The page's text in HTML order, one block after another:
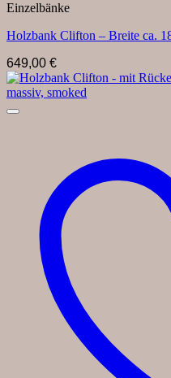
Einzelbänke
Holzbank Clifton – Breite ca.
649,00 €